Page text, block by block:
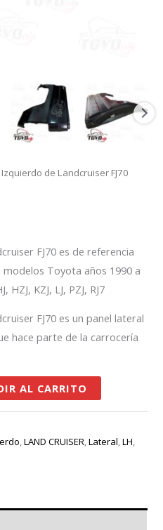
de Landcruiser FJ70
FJ70 es de referencia
modelos Toyota años 1990 a
HZJ, KZJ, LJ, PZJ, RJ7
FJ70 es un panel lateral
hace parte de la carrocería
AL CARRITO
,LAND CRUISER,Lateral,LH,